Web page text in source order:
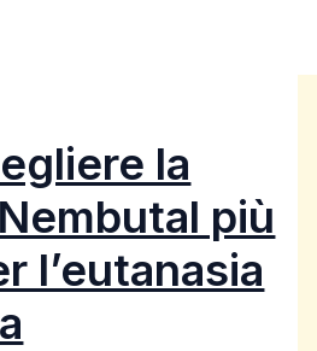
la
più
l’eutanasia